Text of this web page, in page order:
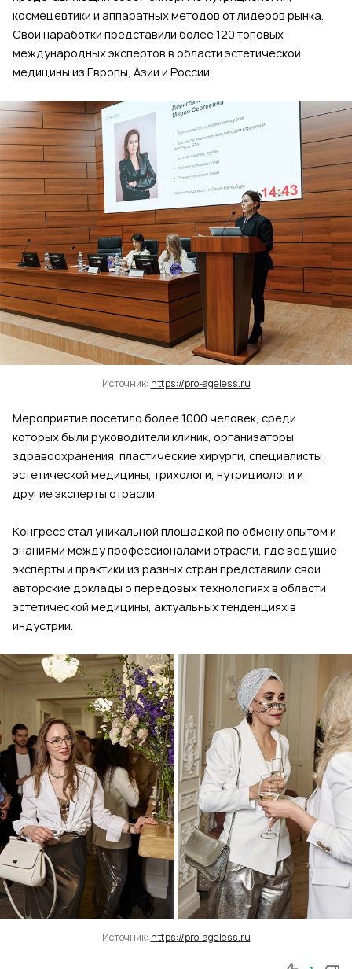
космецевтики и аппаратных методов от лидеров рынка.
Свои наработки представили более 120 топовых
международных экспертов в области эстетической
медицины из Европы, Азии и России.
Источник: https://pro-ageless.ru
Мероприятие посетило более 1000 человек, среди
которых были руководители клиник, организаторы
здравоохранения, пластические хирурги, специалисты
эстетической медицины, трихологи, нутрициологи и
другие эксперты отрасли.
Конгресс стал уникальной площадкой по обмену опытом и
знаниями между профессионалами отрасли, где ведущие
эксперты и практики из разных стран представили свои
авторские доклады о передовых технологиях в области
эстетической медицины, актуальных тенденциях в
индустрии.
Источник: https://pro-ageless.ru